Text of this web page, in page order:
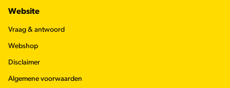
Website
Vraag & antwoord
Webshop
Disclaimer
Algemene voorwaarden